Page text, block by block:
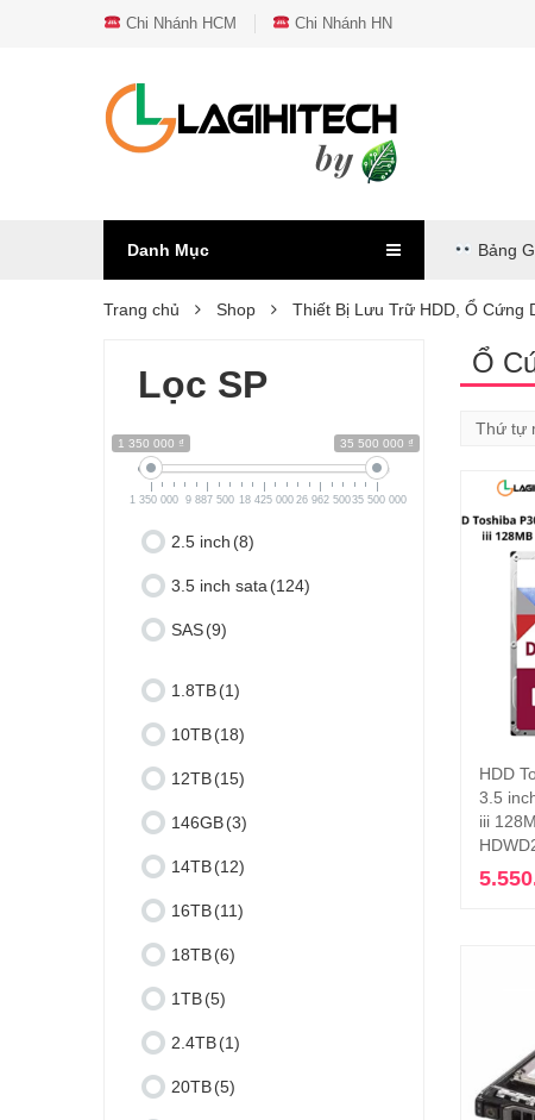
Chi Nhánh HCM Chi Nhánh HN
Danh Mục Bảng
Trang chủ Shop Thiết Bị Lưu Trữ HDD, Ổ Cứng
Ổ
HDD
3.5
iii
Lọc SP
1 350 000 ₫ 35 500 000 ₫
1 350 000 9 887 500 18 425 000 26 962 50035 500 000
2.5 inch (8)
3.5 inch sata (124)
SAS(9)
1.8TB(1)
10TB(18)
12TB(15)
146GB(3)
14TB(12)
16TB(11)
18TB(6)
1TB(5)
2.4TB(1)
20TB(5)